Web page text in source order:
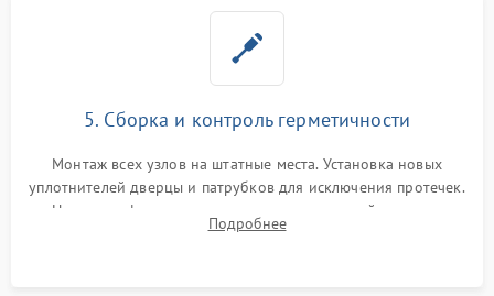
5. Сборка и контроль герметичности
Монтаж всех узлов на штатные места. Установка новых
уплотнителей дверцы и патрубков для исключения протечек.
Надежная фиксация хомутов гидравлической системы,
сборка корпуса и установка датчика поплавка.
Подробнее